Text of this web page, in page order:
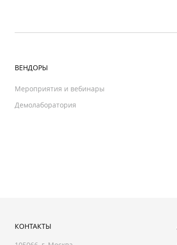
ВЕНДОРЫ
Мероприятия и вебинары
Демолаборатория
КОНТАКТЫ